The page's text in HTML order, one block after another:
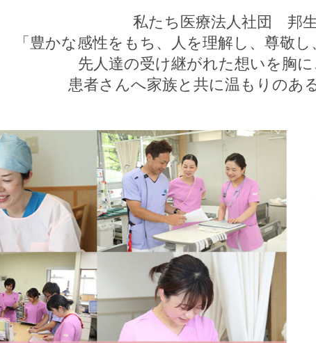
私たち医療法人社団 邦
「豊かな感性をもち、人を理解し、尊敬
先人達の受け継がれた想いを胸に
患者さんへ家族と共に温もりのあ